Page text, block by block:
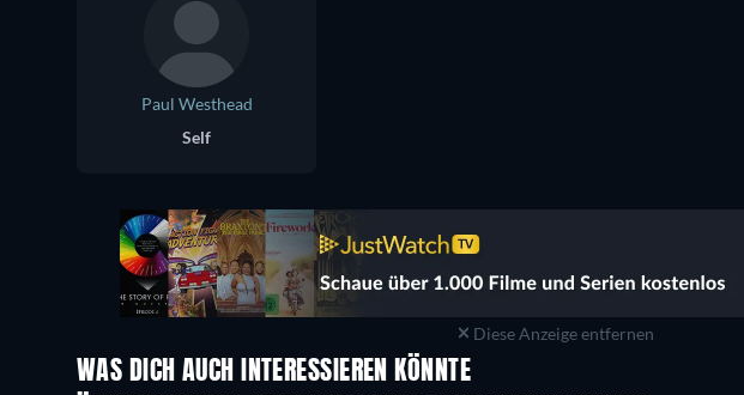
Paul Westhead
Self
Diese Anzeige entfernen
WAS DICH AUCH INTERESSIEREN KÖNNTE